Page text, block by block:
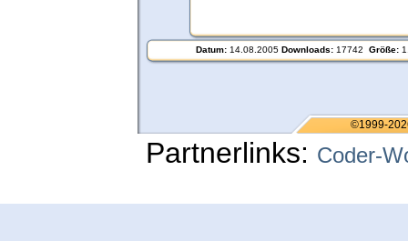
Datum: 14.08.2005 Downloads: 17742 Größe:
©1999-
Partnerlinks: Coder-